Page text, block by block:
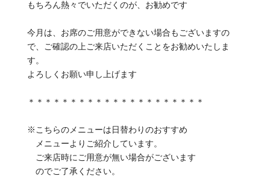
もちろん熱々でいただくのが、お勧めです
今月は、お席のご用意ができない場合もございますの
で、ご確認の上ご来店いただくことをお勧めいたしま
す。
よろしくお願い申し上げます
＊＊＊＊＊＊＊＊＊＊＊＊＊＊＊＊＊＊＊＊＊
※こちらのメニューは日替わりのおすすめ
メニューよりご紹介しています。
ご来店時にご用意が無い場合がございます
のでご了承ください。